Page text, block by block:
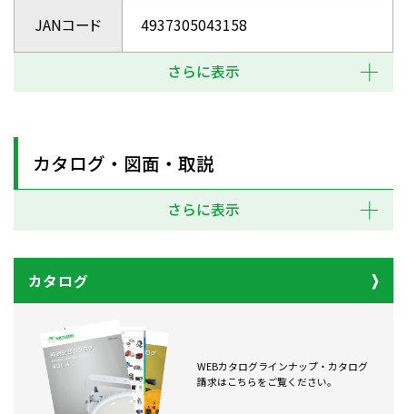
JANコード 4937305043158
さらに表示
カタログ・図面・取説
さらに表示
カタログ
WEBカタログラインナップ・カタログ
請求はこちらをご覧ください。